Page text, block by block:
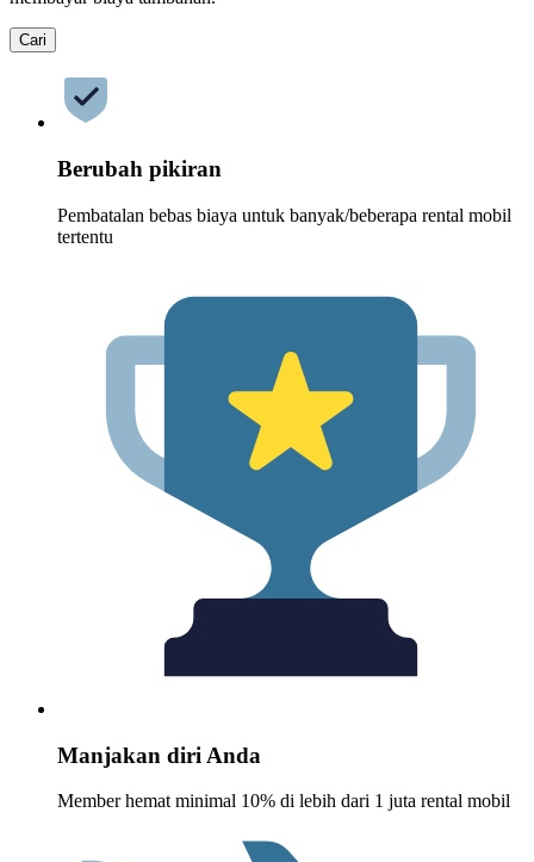
Cari
Berubah pikiran
Pembatalan bebas biaya untuk banyak/beberapa rental mobil
tertentu
Manjakan diri Anda
Member hemat minimal 10% di lebih dari 1 juta rental mobil